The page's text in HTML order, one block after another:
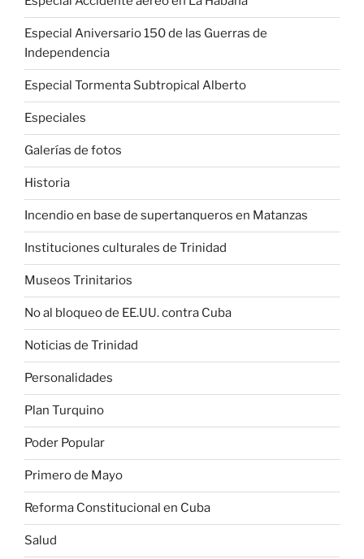
Especial Aniversario 150 de las Guerras de
Independencia
Especial Tormenta Subtropical Alberto
Especiales
Galerías de fotos
Historia
Incendio en base de supertanqueros en Matanzas
Instituciones culturales de Trinidad
Museos Trinitarios
No al bloqueo de EE.UU. contra Cuba
Noticias de Trinidad
Personalidades
Plan Turquino
Poder Popular
Primero de Mayo
Reforma Constitucional en Cuba
Salud